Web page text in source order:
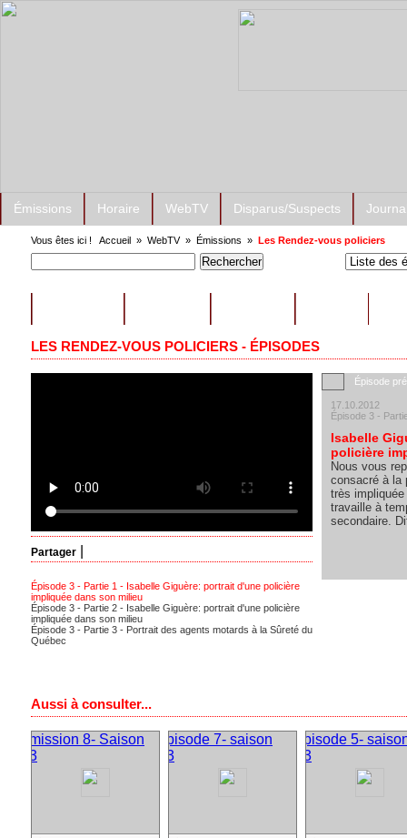
Émissions Horaire WebTV Disparus/Suspects
Vous êtes ici ! Accueil » WebTV» Émissions » Les Rendez-vous policiers
LES RENDEZ-VOUS POLICIERS - ÉPISODES
Partager
Épisode 3 - Partie 1 - Isabelle Giguère: portrait d'une policière
impliquée dans son milieu
Épisode 3 - Partie 2 - Isabelle Giguère: portrait d'une policière
impliquée dans son milieu
Épisode 3 - Partie 3 - Portrait des agents motards à la Sûreté du
Québec
Épisode
17.10.2012
Épisode 3 -
Isabelle
policière
Nous vous
consacré à la
très
travaille à
secondaire.
Aussi à consulter...